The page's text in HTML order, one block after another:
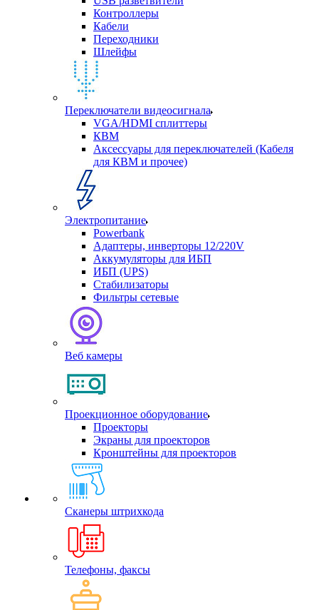
Контроллеры
Кабели
Переходники
Шлейфы
Переключатели видеосигнала
VGA/HDMI сплиттеры
КВМ
Аксессуары для переключателей (Кабеля
для КВМ и прочее)
Электропитание
Powerbank
Адаптеры, инверторы 12/220V
Аккумуляторы для ИБП
ИБП (UPS)
Стабилизаторы
Фильтры сетевые
Веб камеры
Проекционное оборудование
Проекторы
Экраны для проекторов
Кронштейны для проекторов
Сканеры штрихкода
Телефоны, факсы